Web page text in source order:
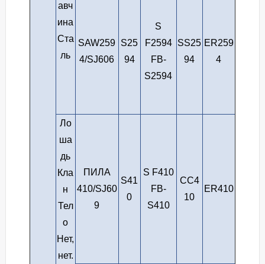
авч
ина
Ста
ль
SAW259
4/SJ606
S25
94
S
F2594
FB-
S2594
SS25
94
ER259
4
Ло
ша
дь
Кла
н
Тел
о
Нет,
нет.
ПИЛА
410/SJ60
9
S41
0
S F410
FB-
S410
СС4
10
ER410